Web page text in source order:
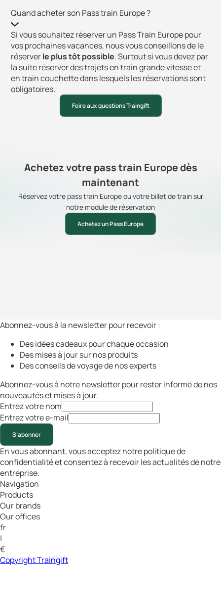
Quand acheter son Pass train Europe ?
Si vous souhaitez réserver un Pass Train Europe pour
vos prochaines vacances, nous vous conseillons de le
réserverle plus tôt possible. Surtout si vous devez par
la suite réserver des trajets en train grande vitesse et
en train couchette dans lesquels les réservations sont
obligatoires.
Foire aux questions Traingift
Achetez votre pass train Europe dès
maintenant
Réservez votre pass train Europe ou votre billet de train sur
notre module de réservation
Achetez un Pass Europe
Abonnez-vous à la newsletter pour recevoir :
Des idées cadeaux pour chaque occasion
Des mises à jour sur nos produits
Des conseils de voyage de nos experts
Abonnez-vous à notre newsletter pour rester informé de nos
nouveautés et mises à jour.
Entrez votre nom
Entrez votre e-mail
S’abonner
En vous abonnant, vous acceptez notre politique de
confidentialité et consentez à recevoir les actualités de notre
entreprise.
Navigation
Products
Our brands
Our offices
fr
|
€
Copyright Traingift